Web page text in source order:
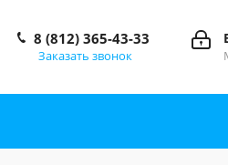
8 (812) 365-43-33
Заказать звонок